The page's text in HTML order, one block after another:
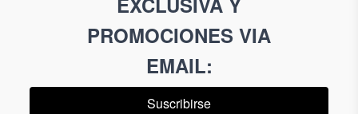
PROMOCIONES VIA
EMAIL:
Suscribirse